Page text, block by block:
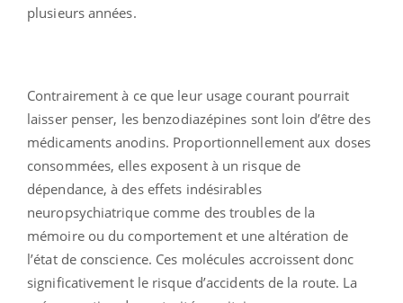
plusieurs années.
Contrairement à ce que leur usage courant pourrait
laisser penser, les benzodiazépines sont loin d’être des
médicaments anodins. Proportionnellement aux doses
consommées, elles exposent à un risque de
dépendance, à des effets indésirables
neuropsychiatrique comme des troubles de la
mémoire ou du comportement et une altération de
l’état de conscience. Ces molécules accroissent donc
significativement le risque d’accidents de la route. La